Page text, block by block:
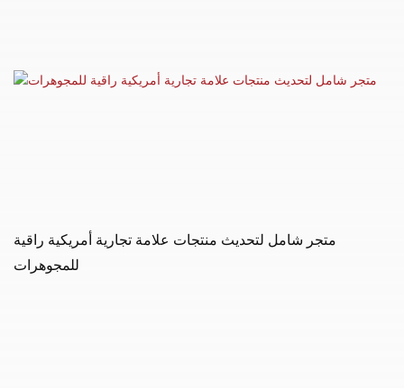
متجر شامل لتحديث منتجات علامة تجارية أمريكية راقية
للمجوهرات